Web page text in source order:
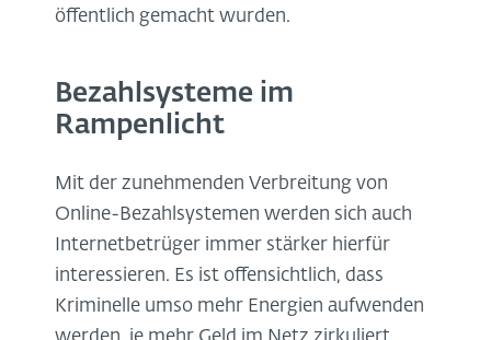
öffentlich gemacht wurden.
Bezahlsysteme im
Rampenlicht
Mit der zunehmenden Verbreitung von
Online-Bezahlsystemen werden sich auch
Internetbetrüger immer stärker hierfür
interessieren. Es ist offensichtlich, dass
Kriminelle umso mehr Energien aufwenden